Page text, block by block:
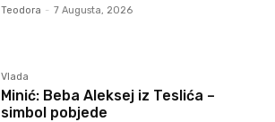
Teodora - 7 Augusta, 2026
Vlada
Minić: Beba Aleksej iz Teslića –
simbol pobjede